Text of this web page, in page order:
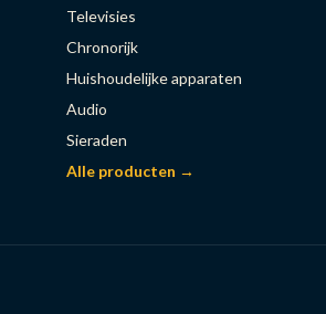
Televisies
Chronorijk
Huishoudelijke apparaten
Audio
Sieraden
Alle producten →